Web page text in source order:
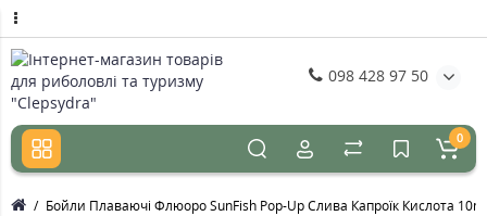
098 428 97 50
0
Бойли Плаваючі Флюоро SunFish Pop-Up Слива Капроїк Кислота